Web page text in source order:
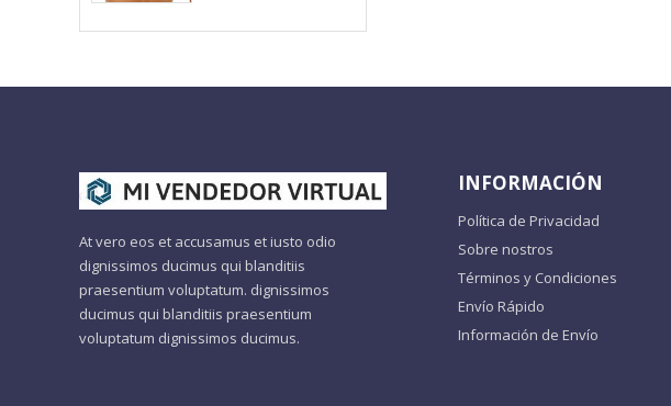
At vero eos et accusamus et iusto odio
dignissimos ducimus qui blanditiis
praesentium voluptatum. dignissimos
ducimus qui blanditiis praesentium
voluptatum dignissimos ducimus.
INFORMACIÓN
Política de Privacidad
Sobre nostros
Términos y Condiciones
Envío Rápido
Información de Envío